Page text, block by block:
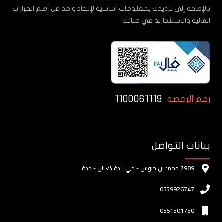
بالإضافة إلى تزويدك بمعلومات أساسية لإتخاذ واحد من أهم القرارات
المالية والاستثمارية في حياتك
رقم الرخصة: 1100061119
بيانات التواصل
7989 محمد بن حبوس - حي بلدة ذهبان - جدة
0559926747
0561501750